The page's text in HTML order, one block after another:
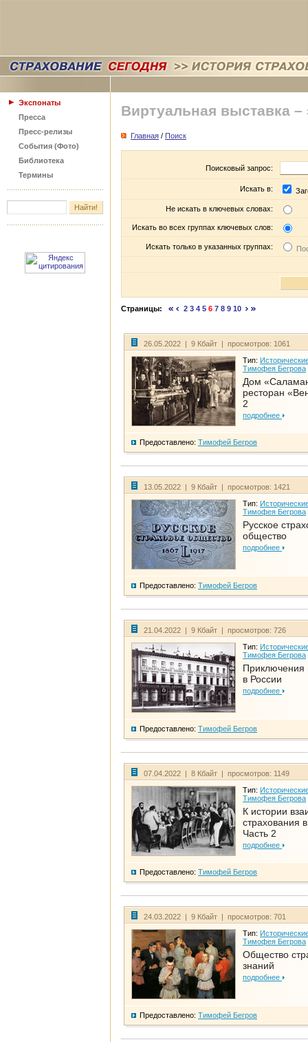
Экспонаты
Пресса
Пресс-релизы
События (Фото)
Библиотека
Термины
Виртуальная выставка –
Главная / Поиск
Поисковый запрос:
Искать в:
Не искать в ключевых словах:
Искать во всех группах ключевых слов:
Искать только в указанных группах:
Страницы: 2 3 4 5 6 7 8 9 10
26.05.2022 | 9 Кбайт | просмотров: 1061
Тип:
Тимофея Бегрова
Дом
ресторан
2
подробнее
Предоставлено: Тимофей Бегров
13.05.2022 | 9 Кбайт | просмотров: 1421
Тип:
Тимофея Бегрова
Русское
общество
подробнее
Предоставлено: Тимофей Бегров
21.04.2022 | 9 Кбайт | просмотров: 726
Тип:
Тимофея Бегрова
Приключения
в России
подробнее
Предоставлено: Тимофей Бегров
07.04.2022 | 8 Кбайт | просмотров: 1149
Тип:
Тимофея Бегрова
К истории
страхования
Часть 2
подробнее
Предоставлено: Тимофей Бегров
24.03.2022 | 9 Кбайт | просмотров: 701
Тип:
Тимофея Бегрова
Общество
знаний
подробнее
Предоставлено: Тимофей Бегров